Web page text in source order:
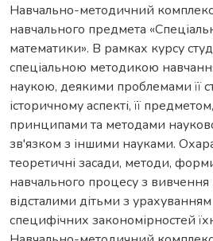
Навчально-методичний комплекс
навчального предмета
математики». В рамках курсу
спеціальною методикою
наукою, деякими проблемами її
історичному аспекті, її
принципами та методами
зв'язком з іншими науками.
теоретичні засади, методи,
навчального процесу з
відсталими дітьми з
специфічних закономірностей